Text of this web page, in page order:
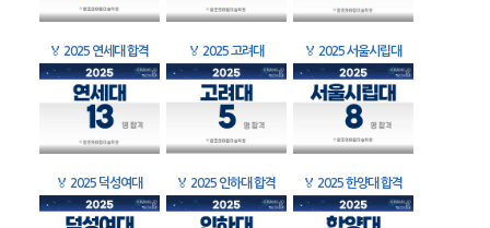
🏅 2025 연세대 합격 🏅 2025 고려대 🏅 2025 서울시립대
🏅 2025 덕성여대 🏅 2025 인하대 합격 🏅 2025 한양대 합격